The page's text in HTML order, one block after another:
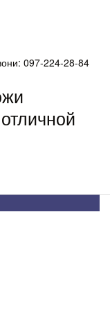
097-224-28-84